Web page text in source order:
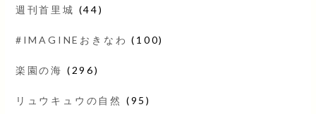
週刊首里城 (44)
#IMAGINEおきなわ (100)
楽園の海 (296)
リュウキュウの自然 (95)